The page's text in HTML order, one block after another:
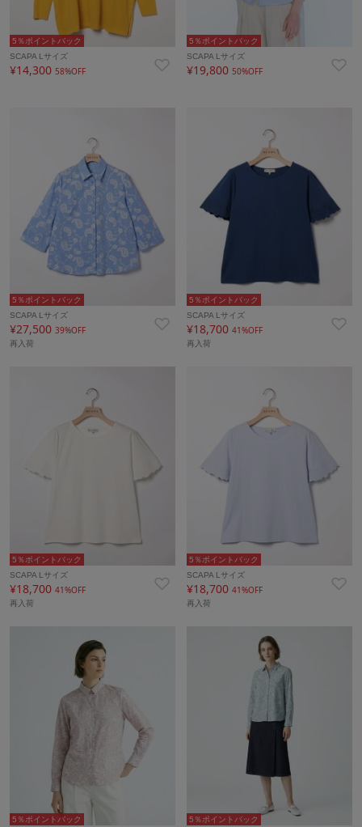
5％ポイントバック
SCAPA Lサイズ
¥14,300 58%OFF
5％ポイントバック
SCAPA Lサイズ
¥19,800 50%OFF
5％ポイントバック
SCAPA Lサイズ
¥27,500 39%OFF
再入荷
5％ポイントバック
SCAPA Lサイズ
¥18,70041%OFF
再入荷
5％ポイントバック
SCAPA Lサイズ
¥18,700 41%OFF
再入荷
5％ポイントバック
SCAPA Lサイズ
¥18,70041%OFF
再入荷
5％ポイントバック 5％ポイントバック